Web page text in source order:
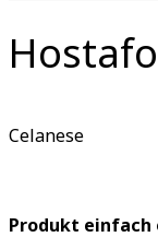
Celanese
Produkt einfach